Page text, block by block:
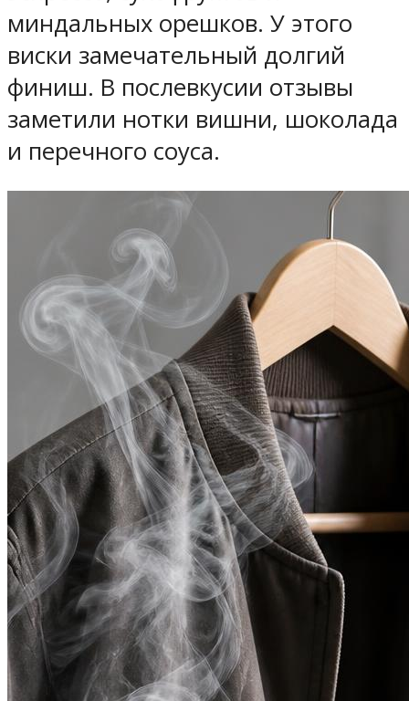
миндальных орешков. У этого
виски замечательный долгий
финиш. В послевкусии отзывы
заметили нотки вишни, шоколада
и перечного соуса.